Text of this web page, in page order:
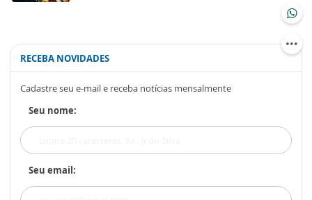
RECEBA NOVIDADES
Cadastre seu e-mail e receba notícias mensalmente
Seu nome:
Seu email: